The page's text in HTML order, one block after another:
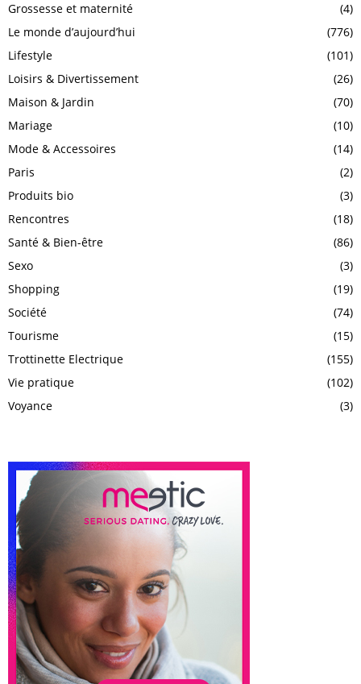
Grossesse et maternité
(4)
Le monde d’aujourd’hui
(776)
Lifestyle
(101)
Loisirs & Divertissement
(26)
Maison & Jardin
(70)
Mariage
(10)
Mode & Accessoires
(14)
Paris
(2)
Produits bio
(3)
Rencontres
(18)
Santé & Bien-être
(86)
Sexo
(3)
Shopping
(19)
Société
(74)
Tourisme
(15)
Trottinette Electrique
(155)
Vie pratique
(102)
Voyance
(3)